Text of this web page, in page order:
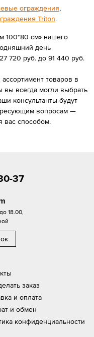
ограждения,
Triton.
100*80 см» нашего
день
720 руб. до 91 440 руб.
товаров в
вы всегда могли выбрать
консультанты будут
вопросам —
способом.
заказ
и оплата
и обмен
конфиденциальности
37
18.00,